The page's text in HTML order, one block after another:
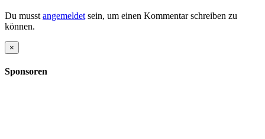
Du musst angemeldet sein, um einen Kommentar schreiben zu
können.
Close
product
view
×
Sponsoren